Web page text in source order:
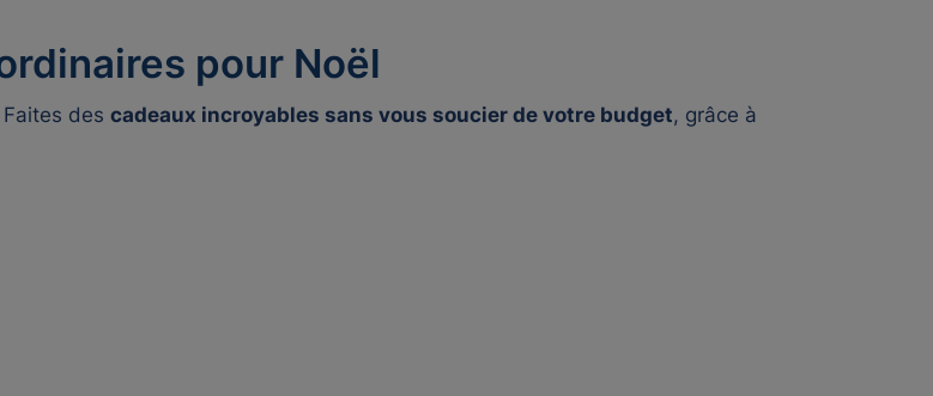
pour Noël
des cadeaux incroyables sans vous soucier de votre budget, grâce à